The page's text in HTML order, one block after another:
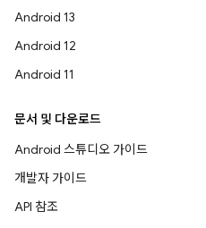
Android 13
Android 12
Android 11
문서 및 다운로드
Android 스튜디오 가이드
개발자 가이드
API 참조